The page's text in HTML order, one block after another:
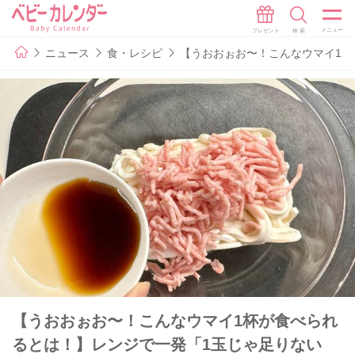
ニュース 食・レシピ 【うおおぉお〜！こんなウマイ1
【うおおぉお〜！こんなウマイ1杯が食べられ
るとは！】レンジで一発「1玉じゃ足りない